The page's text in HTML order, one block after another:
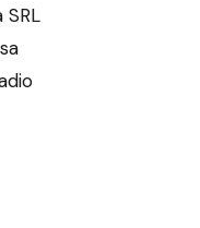
Una pareja y tres
sufrieron un
Ruta 12